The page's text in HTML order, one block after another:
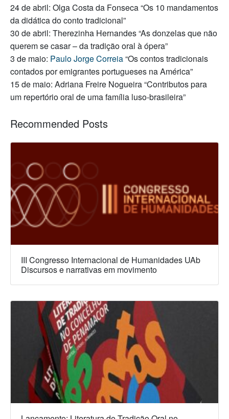
24 de abril: Olga Costa da Fonseca “Os 10 mandamentos
da didática do conto tradicional”
30 de abril: Therezinha Hernandes “As donzelas que não
querem se casar – da tradição oral à ópera”
3 de maio: Paulo Jorge Correia“Os contos tradicionais
contados por emigrantes portugueses na América”
15 de maio: Adriana Freire Nogueira “Contributos para
um repertório oral de uma família luso-brasileira”
Recommended Posts
III Congresso Internacional de Humanidades UAb
Discursos e narrativas em movimento